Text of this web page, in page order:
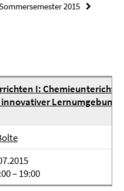
2015
I: Chemieuntericht
– 19:00